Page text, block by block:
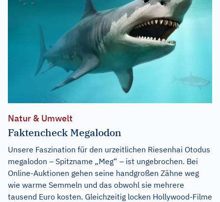
Natur & Umwelt
Faktencheck Megalodon
Unsere Faszination für den urzeitlichen Riesenhai Otodus
megalodon – Spitzname „Meg“ – ist ungebrochen. Bei
Online-Auktionen gehen seine handgroßen Zähne weg
wie warme Semmeln und das obwohl sie mehrere
tausend Euro kosten. Gleichzeitig locken Hollywood-Filme